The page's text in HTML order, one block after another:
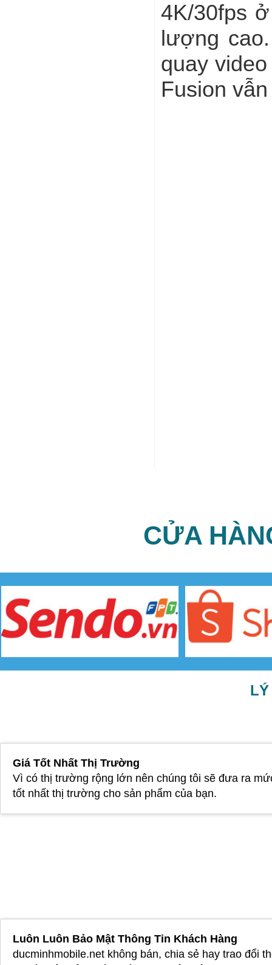
4K/30fps
lượng
quay
Fusion
CỬA
LÝ
Giá Tốt Nhất Thị Trường
Vì có thị trường rộng lớn nên chúng tôi sẽ đưa ra
tốt nhất thị trường cho sản phẩm của bạn.
Luôn Luôn Bảo Mật Thông Tin Khách Hàng
ducminhmobile.net không bán, chia sẻ hay trao đổi